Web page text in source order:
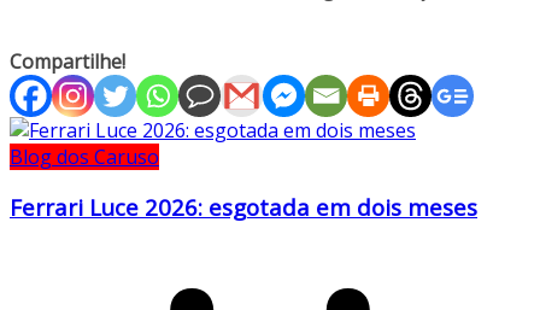
Compartilhe!
Blog dos Caruso
Ferrari Luce 2026: esgotada em dois meses